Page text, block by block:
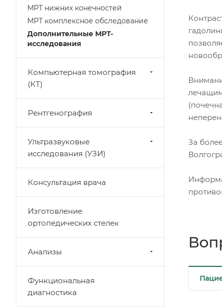
За
МРТ нижних конечностей
МРТ комплексное обследование
Дополнительные МРТ-
исследования
Компьютерная томография
(КТ)
Рентгенография
Ультразвуковые
исследования (УЗИ)
Консультация врача
Изготовление
ортопедических стелек
Анализы
Функциональная
диагностика